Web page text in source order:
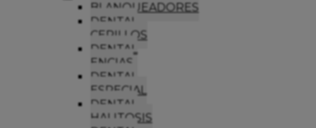
BLANQUEADORES
DENTAL
CEPILLOS
DENTAL
ENCIAS
DENTAL
ESPECIAL
DENTAL
HALITOSIS